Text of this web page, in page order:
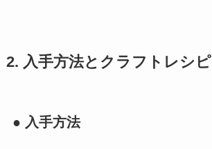
2. 入手方法とクラフトレシピ
● 入手方法